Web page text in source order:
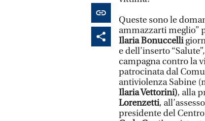
Queste sono le
ammazzarti meglio”
Ilaria Bonuccelli
e dell’inserto
campagna contro la
patrocinata dal
antiviolenza Sabine
Ilaria Vettorini), alla
Lorenzetti,
presidente del